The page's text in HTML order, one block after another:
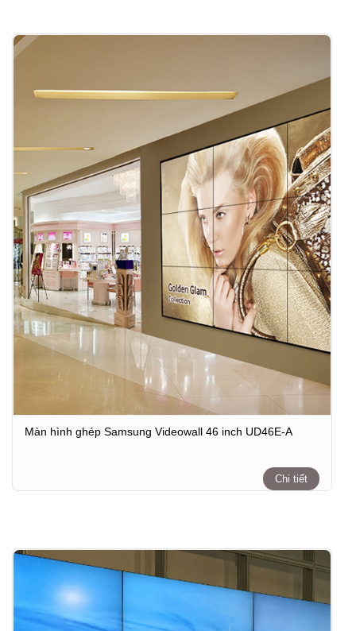
Màn hình ghép Samsung Videowall 46 inch UD46E-A
Chi tiết